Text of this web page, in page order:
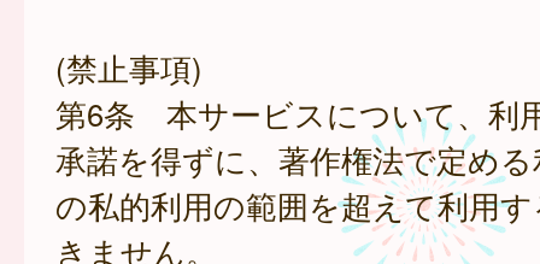
(禁止事項)
第6条 本サービスについて、利
承諾を得ずに、著作権法で定め
の私的利用の範囲を超えて利用
きません。